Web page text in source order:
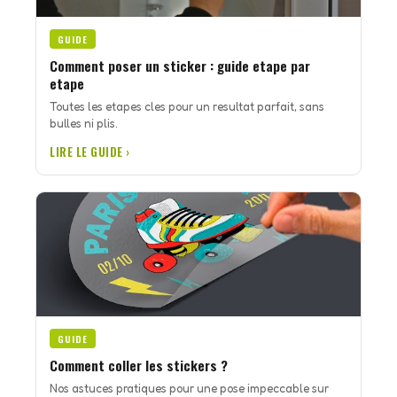
GUIDE
Comment poser un sticker : guide etape par
etape
Toutes les etapes cles pour un resultat parfait, sans
bulles ni plis.
LIRE LE GUIDE ›
GUIDE
Comment coller les stickers ?
Nos astuces pratiques pour une pose impeccable sur